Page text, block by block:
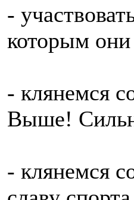
-
которым они
- клянемся
Выше!
- клянемся